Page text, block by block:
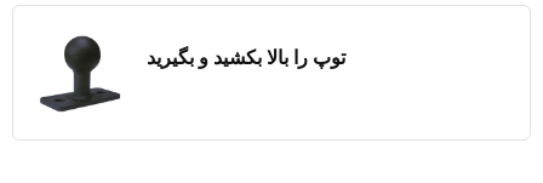
توپ را بالا بکشید و بگیرید